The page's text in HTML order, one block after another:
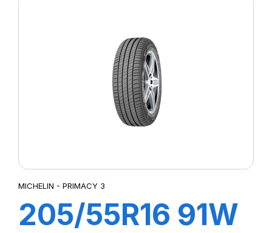
MICHELIN - PRIMACY 3
205/55R16 91W